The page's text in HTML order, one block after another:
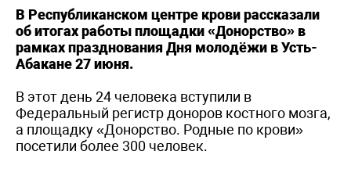
В Республиканском центре крови рассказали
об итогах работы площадки «Донорство» в
рамках празднования Дня молодёжи в Усть-
Абакане 27 июня.
В этот день 24 человека вступили в
Федеральный регистр доноров костного мозга,
а площадку «Донорство. Родные по крови»
посетили более 300 человек.